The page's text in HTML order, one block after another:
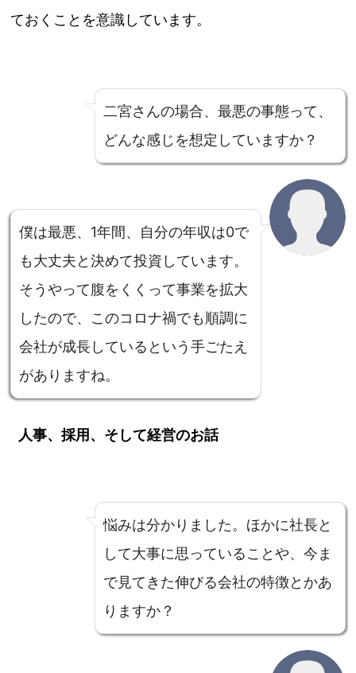
ておくことを意識しています。
二宮さんの場合、最悪の事態って、
どんな感じを想定していますか？
僕は最悪、1年間、自分の年収は0で
も大丈夫と決めて投資しています。
そうやって腹をくくって事業を拡大
したので、このコロナ禍でも順調に
会社が成長しているという手ごたえ
がありますね。
人事、採用、そして経営のお話
悩みは分かりました。ほかに社長と
して大事に思っていることや、今ま
で見てきた伸びる会社の特徴とかあ
りますか？